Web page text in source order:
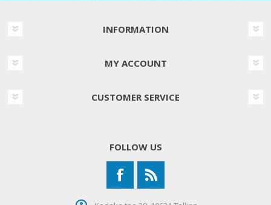
INFORMATION
MY ACCOUNT
CUSTOMER SERVICE
FOLLOW US